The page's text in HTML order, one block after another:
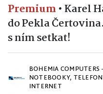
Premium • Karel
do Pekla
s ním setkat!
BOHEMIA COMPUTERS
NOTEBOOKY,
INTERNET